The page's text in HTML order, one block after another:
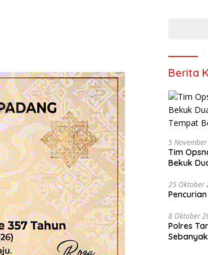
Berita
5
Tim
Bekuk
25 Oktober
8 Oktober
Polres